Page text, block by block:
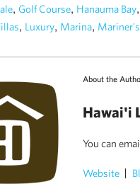
, Golf Course, Hanauma Bay,
, Luxury, Marina,
About the
Hawai'i
You can
Website